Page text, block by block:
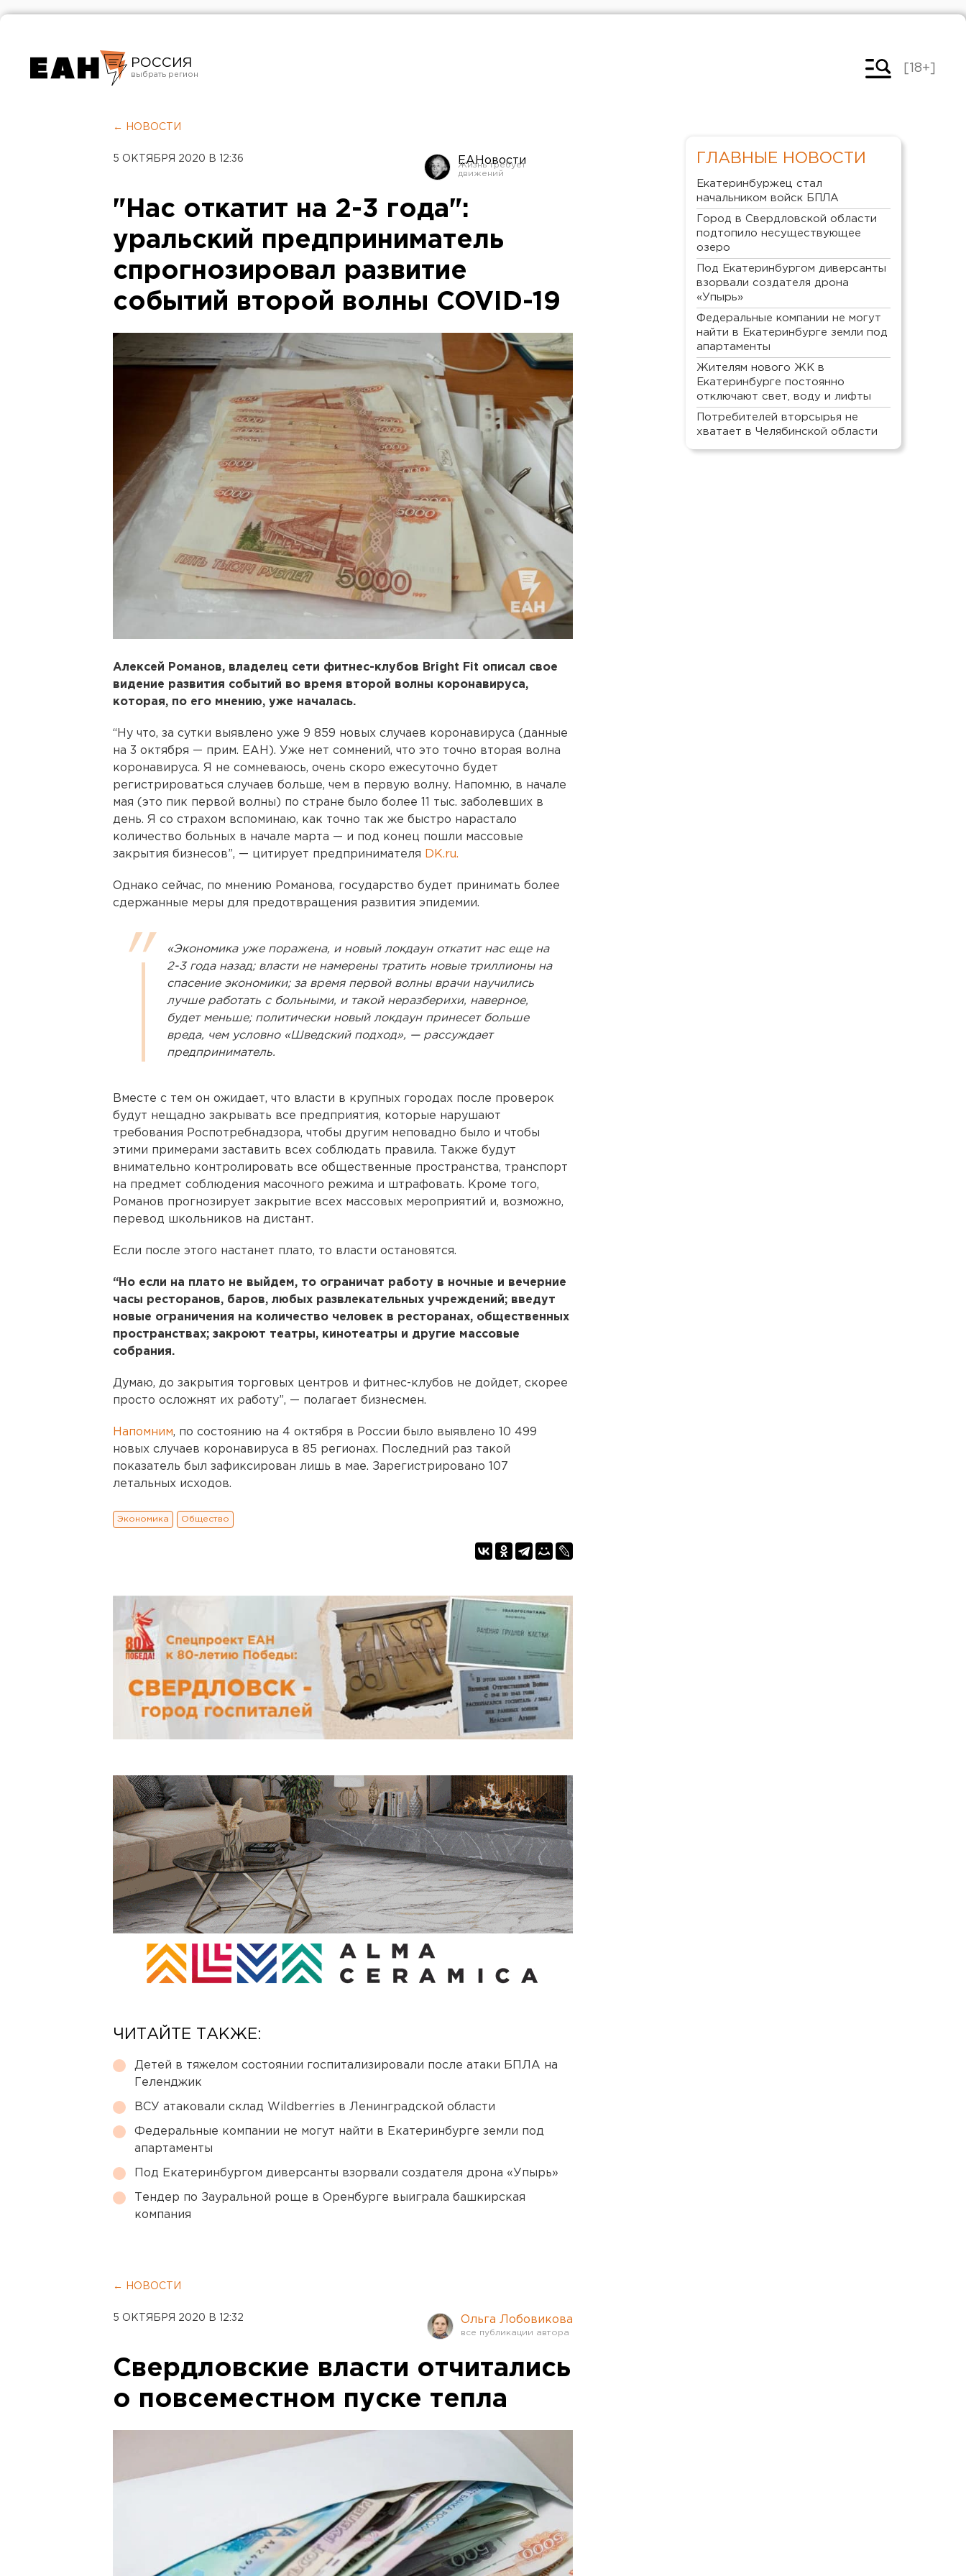
РОССИЯ
Челябинск
[18+]
← НОВОСТИ
5 ОКТЯБРЯ 2020 В 12:36 ЕАНовости
"Нас откатит на 2-3 года":
уральский предприниматель
спрогнозировал развитие
событий второй волны COVID-19
Алексей Романов, владелец сети фитнес-клубов Bright Fit описал свое
видение развития событий во время второй волны коронавируса,
которая, по его мнению, уже началась.
“Ну что, за сутки выявлено уже 9 859 новых случаев коронавируса (данные
на 3 октября — прим. ЕАН). Уже нет сомнений, что это точно вторая волна
коронавируса. Я не сомневаюсь, очень скоро ежесуточно будет
регистрироваться случаев больше, чем в первую волну. Напомню, в начале
мая (это пик первой волны) по стране было более 11 тыс. заболевших в
день. Я со страхом вспоминаю, как точно так же быстро нарастало
количество больных в начале марта — и под конец пошли массовые
закрытия бизнесов”, — цитирует предпринимателя DK.ru.
Однако сейчас, по мнению Романова, государство будет принимать более
сдержанные меры для предотвращения развития эпидемии.
«Экономика уже поражена, и новый локдаун откатит нас еще на
2-3 года назад; власти не намерены тратить новые триллионы на
спасение экономики; за время первой волны врачи научились
лучше работать с больными, и такой неразберихи, наверное,
будет меньше; политически новый локдаун принесет больше
вреда, чем условно «Шведский подход», — рассуждает
предприниматель.
Вместе с тем он ожидает, что власти в крупных городах после проверок
будут нещадно закрывать все предприятия, которые нарушают
требования Роспотребнадзора, чтобы другим неповадно было и чтобы
этими примерами заставить всех соблюдать правила. Также будут
внимательно контролировать все общественные пространства, транспорт
на предмет соблюдения масочного режима и штрафовать. Кроме того,
Романов прогнозирует закрытие всех массовых мероприятий и, возможно,
перевод школьников на дистант.
Если после этого настанет плато, то власти остановятся.
“Но если на плато не выйдем, то ограничат работу в ночные и вечерние
часы ресторанов, баров, любых развлекательных учреждений; введут
новые ограничения на количество человек в ресторанах, общественных
пространствах; закроют театры, кинотеатры и другие массовые
собрания.
Думаю, до закрытия торговых центров и фитнес-клубов не дойдет, скорее
просто осложнят их работу”, — полагает бизнесмен.
Напомним, по состоянию на 4 октября в России было выявлено 10 499
новых случаев коронавируса в 85 регионах. Последний раз такой
показатель был зафиксирован лишь в мае. Зарегистрировано 107
летальных исходов.
Экономика Общество
ЧИТАЙТЕ ТАКЖЕ:
Детей в тяжелом состоянии госпитализировали после атаки БПЛА на
Геленджик
ВСУ атаковали склад Wildberries в Ленинградской области
Федеральные компании не могут найти в Екатеринбурге земли под
апартаменты
Под Екатеринбургом диверсанты взорвали создателя дрона «Упырь»
Тендер по Зауральной роще в Оренбурге выиграла башкирская
компания
← НОВОСТИ
5 ОКТЯБРЯ 2020 В 12:32 Ольга Лобовикова
Свердловские власти отчитались
о повсеместном пуске тепла
ГЛАВНЫЕ НОВОСТИ
Екатеринбуржец стал
начальником войск БПЛА
Город в Свердловской области
подтопило несуществующее
озеро
Под Екатеринбургом диверсанты
взорвали создателя дрона
«Упырь»
Федеральные компании не могут
найти в Екатеринбурге земли под
апартаменты
Жителям нового ЖК в
Екатеринбурге постоянно
отключают свет, воду и лифты
Потребителей вторсырья не
хватает в Челябинской области